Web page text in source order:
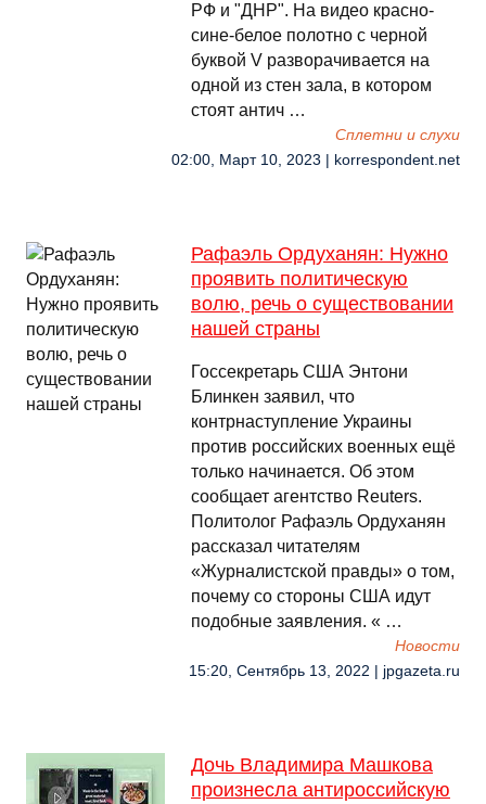
РФ и "ДНР". На видео красно-
сине-белое полотно с черной
буквой V разворачивается на
одной из стен зала, в котором
стоят антич …
Сплетни и слухи
02:00, Март 10, 2023 | korrespondent.net
Рафаэль Ордуханян: Нужно
проявить политическую
волю, речь о существовании
нашей страны
Госсекретарь США Энтони
Блинкен заявил, что
контрнаступление Украины
против российских военных ещё
только начинается. Об этом
сообщает агентство Reuters.
Политолог Рафаэль Ордуханян
рассказал читателям
«Журналистской правды» о том,
почему со стороны США идут
подобные заявления. « …
Новости
15:20, Сентябрь 13, 2022 | jpgazeta.ru
Дочь Владимира Машкова
произнесла антироссийскую